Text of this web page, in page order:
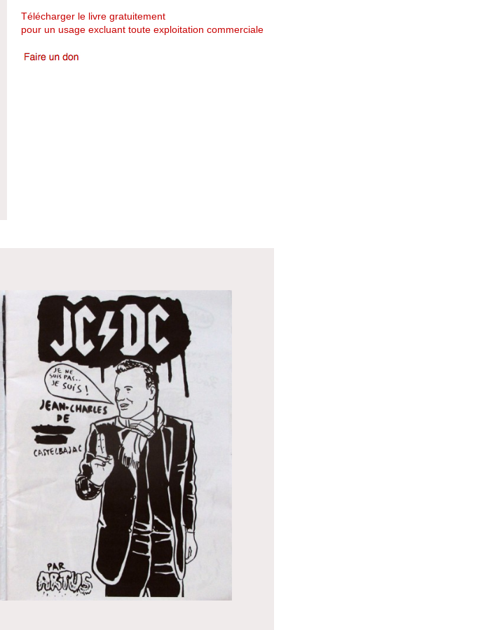
Télécharger le livre gratuitement
pour un usage excluant toute exploitation commerciale